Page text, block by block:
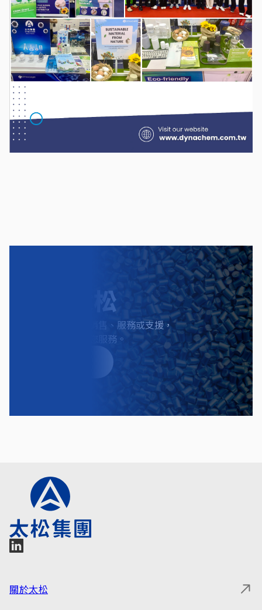
聯絡太松
無論您需要產品銷售、服務或支援，
我們都將竭誠為您服務。
關於太松